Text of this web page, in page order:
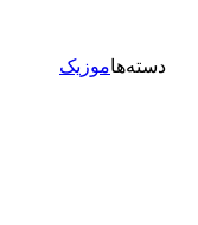
دسته‌هاموزیک